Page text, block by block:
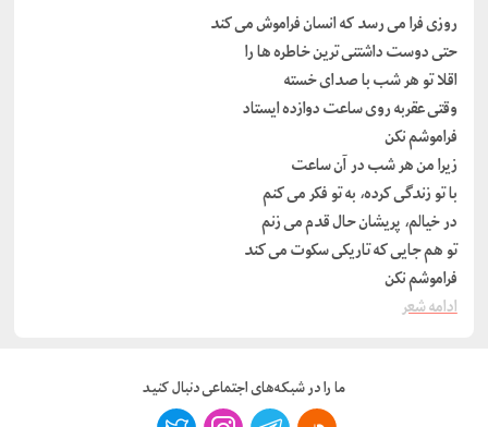
روزی فرا می رسد که انسان فراموش می کند
حتی دوست داشتنی ترین خاطره ها را
اقلا تو هر شب با صدای خسته
وقتی عقربه روی ساعت دوازده ایستاد
فراموشم نکن
زیرا من هر شب در آن ساعت
با تو زندگی کرده، به تو فکر می کنم
در خیالم، پریشان حال قدم می زنم
تو هم جایی که تاریکی سکوت می کند
فراموشم نکن
ادامه شعر
ما را در شبکه‌های اجتماعی دنبال کنید